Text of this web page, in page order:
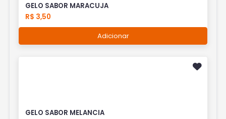
GELO SABOR MARACUJA
R$ 3,50
Adicionar
GELO SABOR MELANCIA